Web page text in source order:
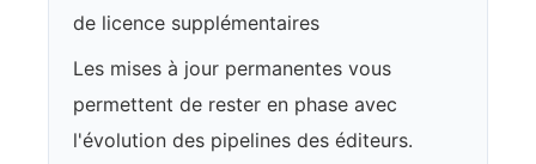
de licence supplémentaires
Les mises à jour permanentes vous
permettent de rester en phase avec
l'évolution des pipelines des éditeurs.